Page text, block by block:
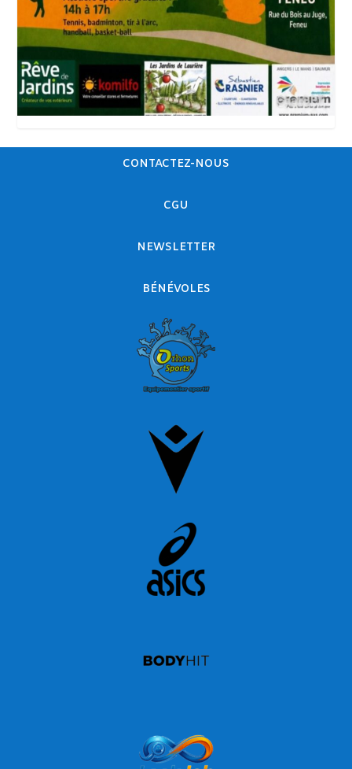
CONTACTEZ-NOUS
CGU
NEWSLETTER
BÉNÉVOLES